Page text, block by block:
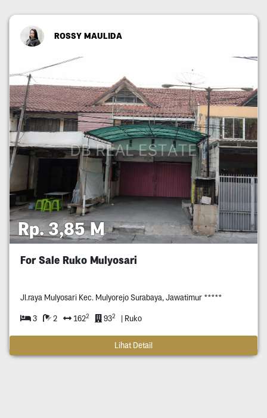
ROSSY MAULIDA
Rp. 3,85 M
For Sale Ruko Mulyosari
Jl.raya Mulyosari Kec. Mulyorejo Surabaya, Jawatimur *****
3 2 1622 932 | Ruko
Lihat Detail